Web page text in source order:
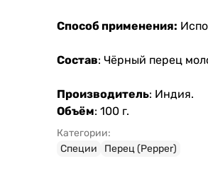
Способ применения:
Состав: Чёрный перец
Производитель: Индия.
Объём: 100 г.
Категории:
Специи
Перец (Pepper)